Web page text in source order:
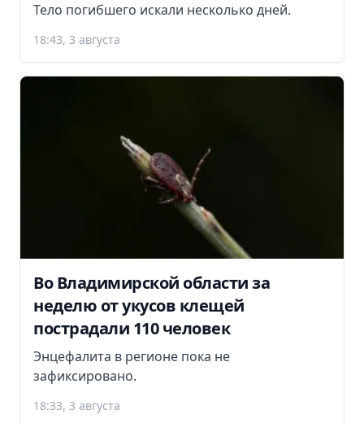
Тело погибшего искали несколько дней.
18:43, 3 августа
Во Владимирской области за
неделю от укусов клещей
пострадали 110 человек
Энцефалита в регионе пока не
зафиксировано.
18:33, 3 августа